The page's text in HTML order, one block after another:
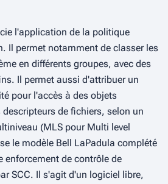
l'application de la politique
Il permet notamment de classer les
en différents groupes, avec des
Il permet aussi d'attribuer un
pour l'accès à des objets
de fichiers, selon un
(MLS pour Multi level
le modèle Bell LaPadula complété
enforcement de contrôle de
SCC. Il s'agit d'un logiciel libre,